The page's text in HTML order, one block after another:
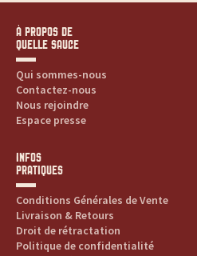
À PROPOS DE
QUELLE SAUCE
Qui sommes-nous
Contactez-nous
Nous rejoindre
Espace presse
INFOS
PRATIQUES
Conditions Générales de Vente
Livraison & Retours
Droit de rétractation
Politique de confidentialité